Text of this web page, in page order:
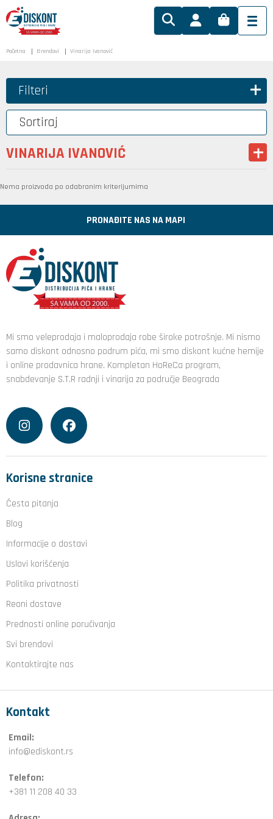
Početna Brendovi Vinarija Ivanović
Filteri
Sortiraj
VINARIJA IVANOVIĆ
Nema proizvoda po odabranim kriterijumima
PRONAĐITE NAS NA MAPI
Mi smo veleprodaja i maloprodaja robe široke potrošnje. Mi nismo
samo diskont odnosno podrum pića, mi smo diskont kućne hemije
i online prodavnica hrane. Kompletan HoReCa program,
snabdevanje S.T.R radnji i vinarija za područje Beograda
Korisne stranice
Česta pitanja
Blog
Informacije o dostavi
Uslovi korišćenja
Politika privatnosti
Reoni dostave
Prednosti online poručivanja
Svi brendovi
Kontaktirajte nas
Kontakt
Email:
info@ediskont.rs
Telefon:
+381 11 208 40 33